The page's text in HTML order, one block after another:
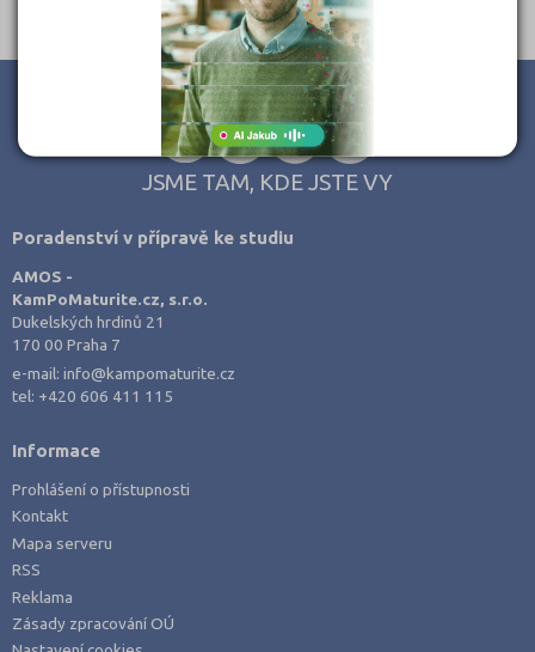
JSME TAM, KDE JSTE VY
Poradenství v přípravě ke studiu
AMOS -
KamPoMaturite.cz, s.r.o.
Dukelských hrdinů 21
170 00 Praha 7
e-mail:info@kampomaturite.cz
tel: +420 606 411 115
Informace
Prohlášení o přístupnosti
Kontakt
Mapa serveru
RSS
Reklama
Zásady zpracování OÚ